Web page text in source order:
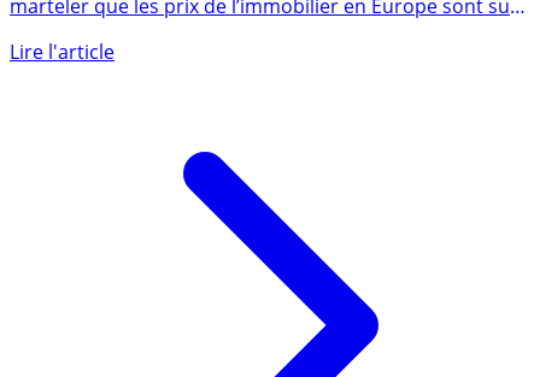
Alors que les différents observateurs ne cessent de
marteler que les prix de l’immobilier en Europe sont sur-
estimés (...)